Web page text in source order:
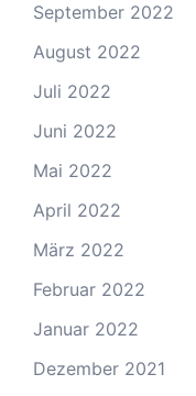
September 2022
August 2022
Juli 2022
Juni 2022
Mai 2022
April 2022
März 2022
Februar 2022
Januar 2022
Dezember 2021